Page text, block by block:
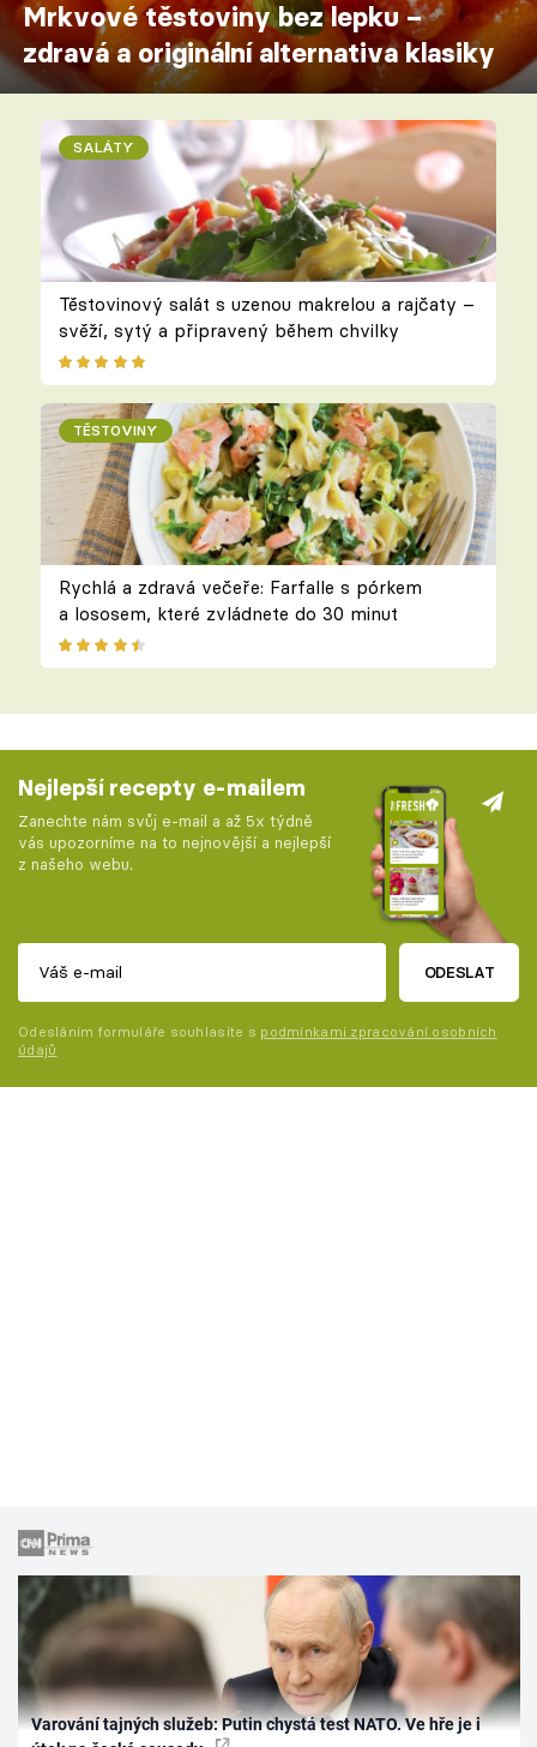
Mrkvové těstoviny bez lepku –
zdravá a originální alternativa klasiky
SALÁTY
Těstovinový salát s uzenou makrelou a rajčaty –
svěží, sytý a připravený během chvilky
TĚSTOVINY
Rychlá a zdravá večeře: Farfalle s pórkem
a lososem, které zvládnete do 30 minut
Nejlepší recepty e-mailem
Zanechte nám svůj e-mail a až 5x týdně
vás upozorníme na to nejnovější a nejlepší
z našeho webu.
ODESLAT
Odesláním formuláře souhlasíte s podmínkami zpracování osobních
údajů
Varování tajných služeb: Putin chystá test NATO. Ve hře je i